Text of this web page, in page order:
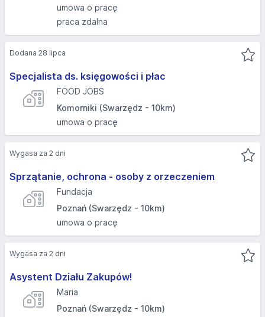
umowa o pracę
praca zdalna
Specjalista ds. księgowości i płac
FOOD JOBS
Komorniki (Swarzędz - 10km)
umowa o pracę
Dodana 28 lipca
Sprzątanie, ochrona - osoby z orzeczeniem
Fundacja
Poznań (Swarzędz - 10km)
umowa o pracę
Wygasa za 2 dni
Asystent Działu Zakupów!
Maria
Poznań (Swarzędz - 10km)
Wygasa za 2 dni